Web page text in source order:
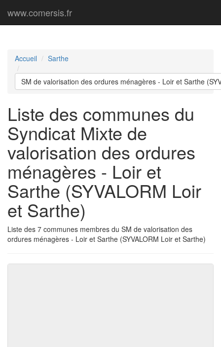
www.comersis.fr
Accueil Sarthe
SM de valorisation des ordures ménagères - Loir et Sarthe
Liste des communes du
Syndicat Mixte de
valorisation des ordures
ménagères - Loir et
Sarthe (SYVALORM Loir
et Sarthe)
Liste des 7 communes membres du SM de valorisation des
ordures ménagères - Loir et Sarthe (SYVALORM Loir et Sarthe)